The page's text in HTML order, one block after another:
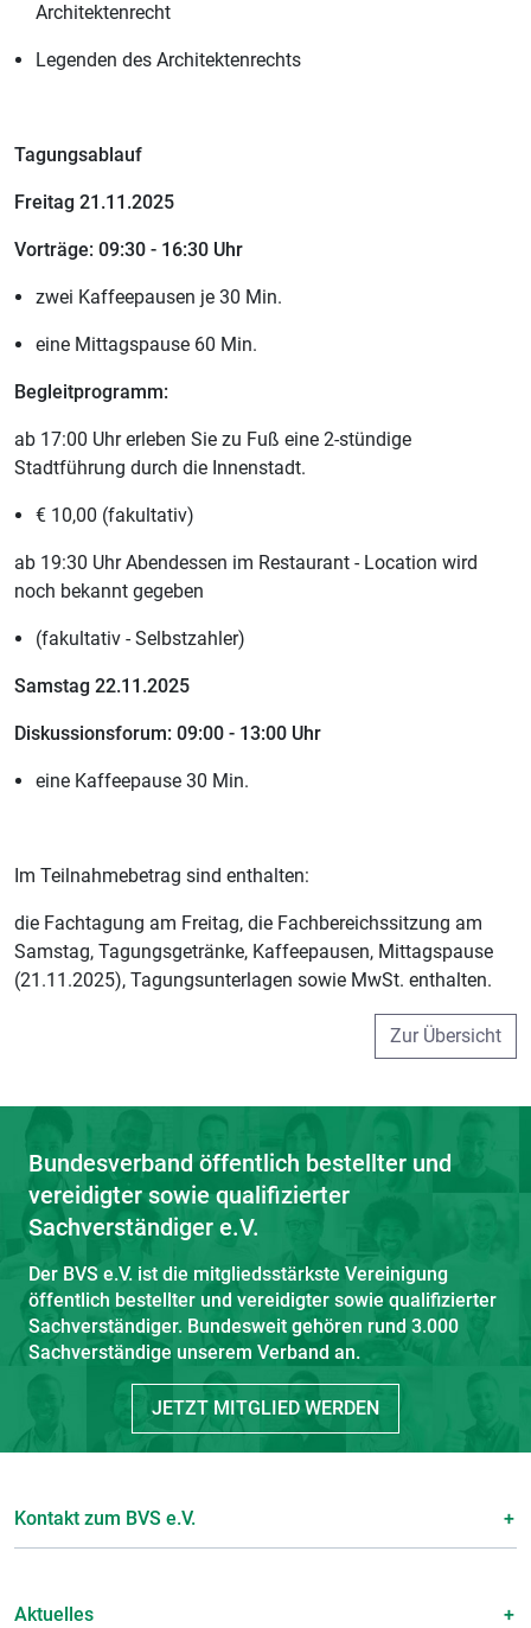
Architektenrecht
Legenden des Architektenrechts
Tagungsablauf
Freitag 21.11.2025
Vorträge: 09:30 - 16:30 Uhr
zwei Kaffeepausen je 30 Min.
eine Mittagspause 60 Min.
Begleitprogramm:
ab 17:00 Uhr erleben Sie zu Fuß eine 2-stündige
Stadtführung durch die Innenstadt.
€ 10,00 (fakultativ)
ab 19:30 Uhr Abendessen im Restaurant - Location wird
noch bekannt gegeben
(fakultativ - Selbstzahler)
Samstag 22.11.2025
Diskussionsforum: 09:00 - 13:00 Uhr
eine Kaffeepause 30 Min.
Im Teilnahmebetrag sind enthalten:
die Fachtagung am Freitag, die Fachbereichssitzung am
Samstag, Tagungsgetränke, Kaffeepausen, Mittagspause
(21.11.2025), Tagungsunterlagen sowie MwSt. enthalten.
Zur Übersicht
Bundesverband öffentlich bestellter und
vereidigter sowie qualifizierter
Sachverständiger e.V.
Der BVS e.V. ist die mitgliedsstärkste Vereinigung
öffentlich bestellter und vereidigter sowie qualifizierter
Sachverständiger. Bundesweit gehören rund 3.000
Sachverständige unserem Verband an.
JETZT MITGLIED WERDEN
Kontakt zum BVS e.V.
Aktuelles